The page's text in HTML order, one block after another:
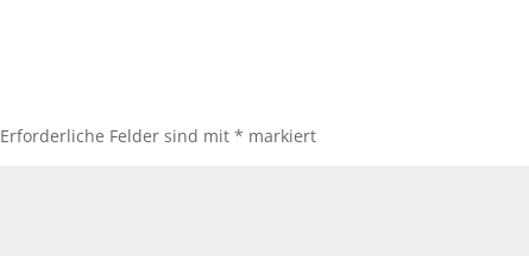
Erforderliche Felder sind mit* markiert